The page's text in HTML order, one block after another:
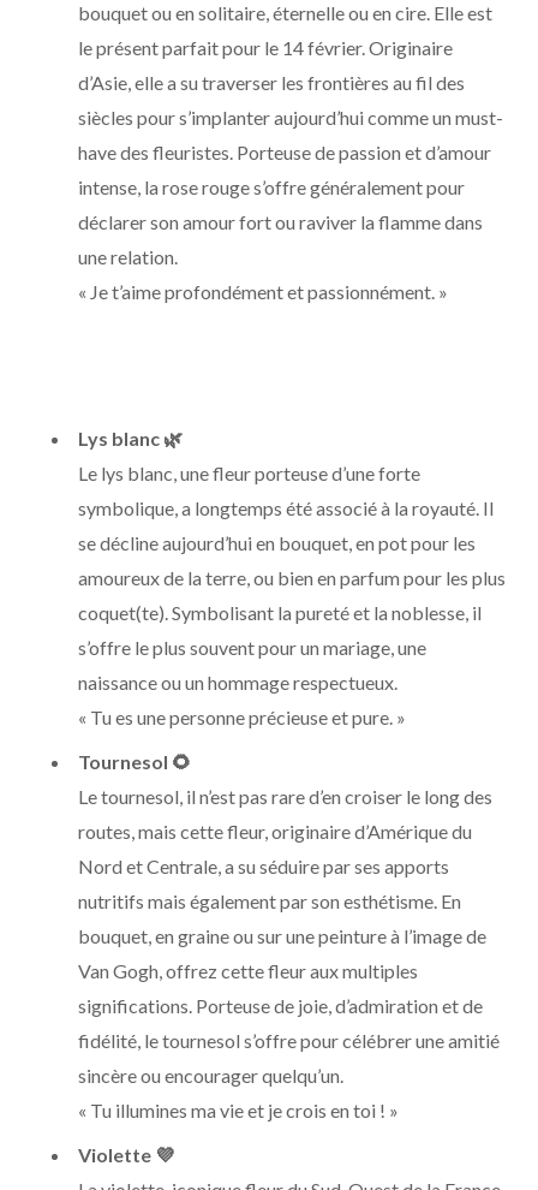
bouquet ou en solitaire, éternelle ou en cire. Elle est
le présent parfait pour le 14 février. Originaire
d’Asie, elle a su traverser les frontières au fil des
siècles pour s’implanter aujourd’hui comme un must-
have des fleuristes. Porteuse de passion et d’amour
intense, la rose rouge s’offre généralement pour
déclarer son amour fort ou raviver la flamme dans
une relation.
« Je t’aime profondément et passionnément. »
Lys blanc 🌿
Le lys blanc, une fleur porteuse d’une forte
symbolique, a longtemps été associé à la royauté. Il
se décline aujourd’hui en bouquet, en pot pour les
amoureux de la terre, ou bien en parfum pour les plus
coquet(te). Symbolisant la pureté et la noblesse, il
s’offre le plus souvent pour un mariage, une
naissance ou un hommage respectueux.
« Tu es une personne précieuse et pure. »
Tournesol 🌻
Le tournesol, il n’est pas rare d’en croiser le long des
routes, mais cette fleur, originaire d’Amérique du
Nord et Centrale, a su séduire par ses apports
nutritifs mais également par son esthétisme. En
bouquet, en graine ou sur une peinture à l’image de
Van Gogh, offrez cette fleur aux multiples
significations. Porteuse de joie, d’admiration et de
fidélité, le tournesol s’offre pour célébrer une amitié
sincère ou encourager quelqu’un.
« Tu illumines ma vie et je crois en toi ! »
Violette 💜